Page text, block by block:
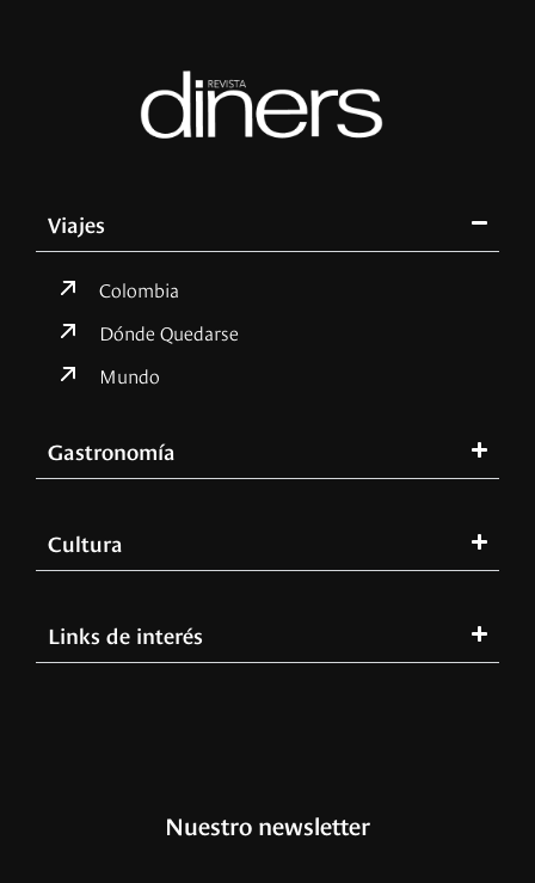
Viajes
Colombia
Dónde Quedarse
Mundo
Gastronomía
Cultura
Links de interés
Nuestro newsletter